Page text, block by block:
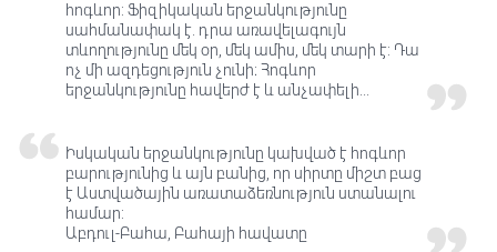
հոգևոր: Ֆիզիկական երջանկությունը
սահմանափակ է. դրա առավելագույն
տևողությունը մեկ օր, մեկ ամիս, մեկ տարի է: Դա
ոչ մի ազդեցություն չունի։ Հոգևոր
երջանկությունը հավերժ է և անչափելի...
Իսկական երջանկությունը կախված է հոգևոր
բարությունից և այն բանից, որ սիրտը միշտ բաց
է Աստվածային առատաձեռնություն ստանալու
համար:
Աբդուլ-Բահա, Բահայի հավատը